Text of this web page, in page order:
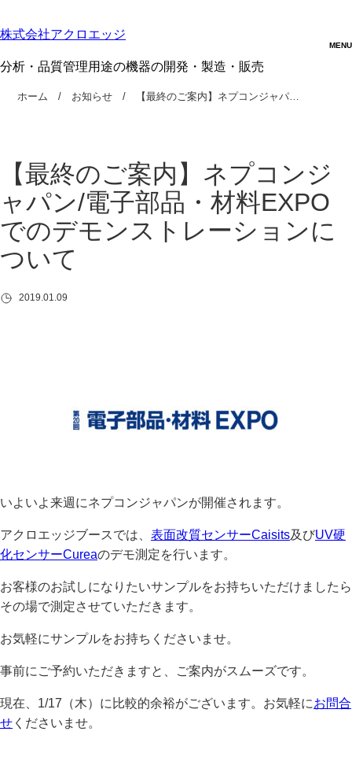
株式会社アクロエッジ
分析・品質管理用途の機器の開発・製造・販売
ホーム お知らせ 【最終のご案内】ネプコンジャパ…
【最終のご案内】ネプコンジ
ャパン/電子部品・材料EXPO
でのデモンストレーションに
ついて
2019.01.09
いよいよ来週にネプコンジャパンが開催されます。
アクロエッジブースでは、 表面改質センサーCaisits及びUV硬
化センサーCureaのデモ測定を行います。
お客様のお試しになりたいサンプルをお持ちいただけましたら
その場で測定させていただきます。
お気軽にサンプルをお持ちくださいませ。
事前にご予約いただきますと、ご案内がスムーズです。
現在、1/17（木）に比較的余裕がございます。お気軽にお問合
せ くださいませ。